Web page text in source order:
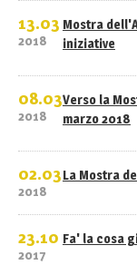
13.03
2018
Mostra
iniziative
08.03
2018
Verso la
marzo 2018
02.03
2018
La Mostra
23.10
2017
Fa' la cosa